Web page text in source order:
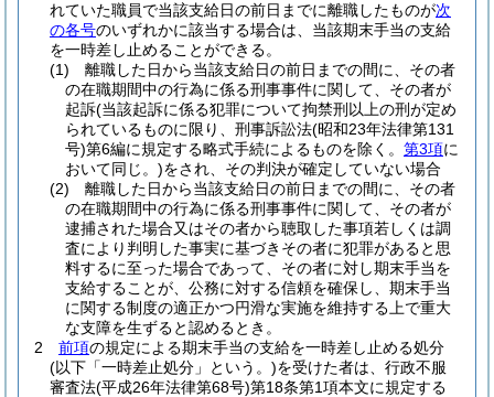
れていた職員で当該支給日の前日までに離職したものが次
の各号のいずれかに該当する場合は、当該期末手当の支給
を一時差し止めることができる。
(1)
離職した日から当該支給日の前日までの間に、その者
の在職期間中の行為に係る刑事事件に関して、その者が
起訴(当該起訴に係る犯罪について拘禁刑以上の刑が定め
られているものに限り、刑事訴訟法(昭和23年法律第131
号)第6編に規定する略式手続によるものを除く。 第3項に
おいて同じ。)をされ、その判決が確定していない場合
(2)
離職した日から当該支給日の前日までの間に、その者
の在職期間中の行為に係る刑事事件に関して、その者が
逮捕された場合又はその者から聴取した事項若しくは調
査により判明した事実に基づきその者に犯罪があると思
料するに至った場合であって、その者に対し期末手当を
支給することが、公務に対する信頼を確保し、期末手当
に関する制度の適正かつ円滑な実施を維持する上で重大
な支障を生ずると認めるとき。
2
前項の規定による期末手当の支給を一時差し止める処分
(以下「一時差止処分」という。)を受けた者は、行政不服
審査法(平成26年法律第68号)第18条第1項本文に規定する